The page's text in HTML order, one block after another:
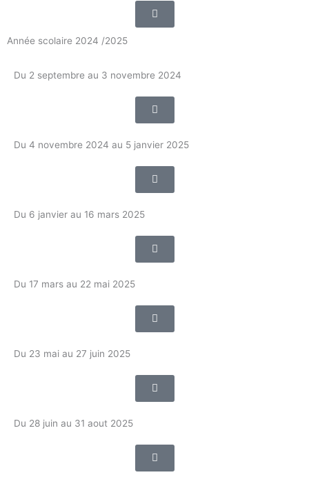
Année scolaire 2024 /2025
Du 2 septembre au 3 novembre 2024
Du 4 novembre 2024 au 5 janvier 2025
Du 6 janvier au 16 mars 2025
Du 17 mars au 22 mai 2025
Du 23 mai au 27 juin 2025
Du 28 juin au 31 aout 2025